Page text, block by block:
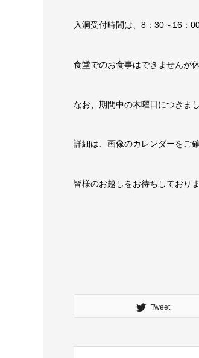
入洞受付時間は、8：30～16：
食堂でのお食事はできませんが
なお、期間中の木曜日につきま
詳細は、画像のカレンダーをご
皆様のお越しをお待ちしておりま
滝観
Tweet